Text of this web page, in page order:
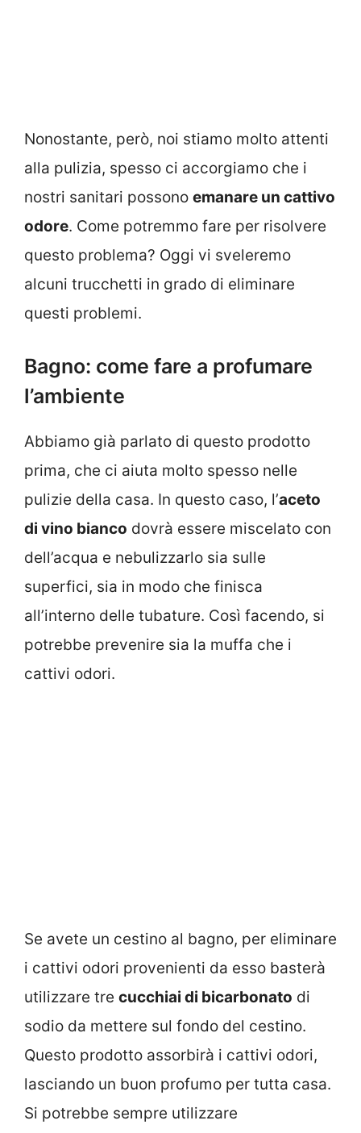
Nonostante, però, noi stiamo molto attenti
alla pulizia, spesso ci accorgiamo che i
nostri sanitari possono emanare un cattivo
odore. Come potremmo fare per risolvere
questo problema? Oggi vi sveleremo
alcuni trucchetti in grado di eliminare
questi problemi.
Bagno: come fare a profumare
l’ambiente
Abbiamo già parlato di questo prodotto
prima, che ci aiuta molto spesso nelle
pulizie della casa. In questo caso, l’aceto
di vino bianco dovrà essere miscelato con
dell’acqua e nebulizzarlo sia sulle
superfici, sia in modo che finisca
all’interno delle tubature. Così facendo, si
potrebbe prevenire sia la muffa che i
cattivi odori.
Se avete un cestino al bagno, per eliminare
i cattivi odori provenienti da esso basterà
utilizzare tre cucchiai di bicarbonato di
sodio da mettere sul fondo del cestino.
Questo prodotto assorbirà i cattivi odori,
lasciando un buon profumo per tutta casa.
Si potrebbe sempre utilizzare